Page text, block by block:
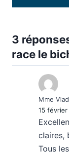
3
race le
Mme
15 février
claires,
Tous